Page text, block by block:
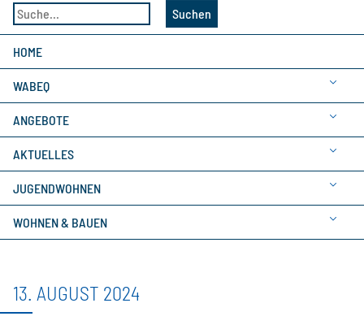
Suchen
HOME
WABEQ
ANGEBOTE
AKTUELLES
JUGENDWOHNEN
WOHNEN & BAUEN
13. AUGUST 2024